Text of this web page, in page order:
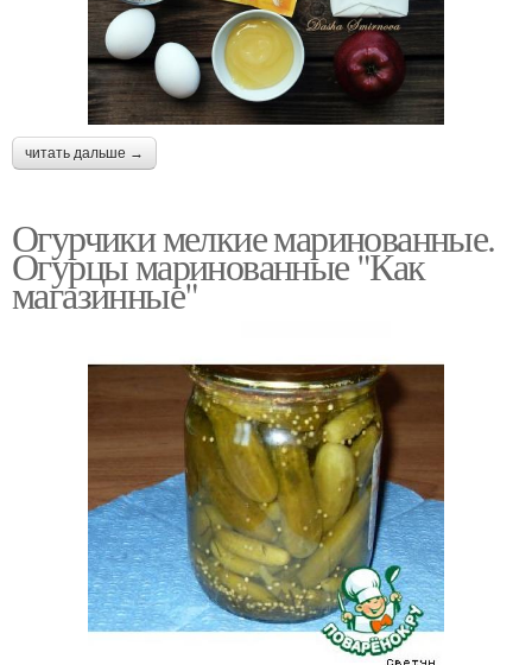
читать дальше →
Огурчики мелкие маринованные.
Огурцы маринованные "Как
магазинные"